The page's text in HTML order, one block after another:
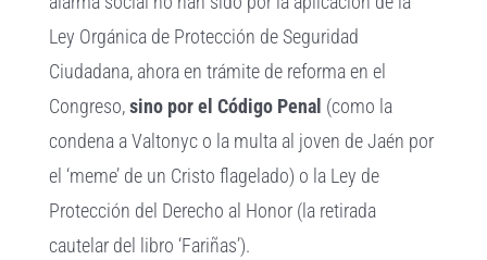
Ley Orgánica de Protección de Seguridad
Ciudadana, ahora en trámite de reforma en el
Congreso,sino por el Código Penal (como la
condena a Valtonyc o la multa al joven de Jaén por
el ‘meme’ de un Cristo flagelado) o la Ley de
Protección del Derecho al Honor (la retirada
cautelar del libro ‘Fariñas’).